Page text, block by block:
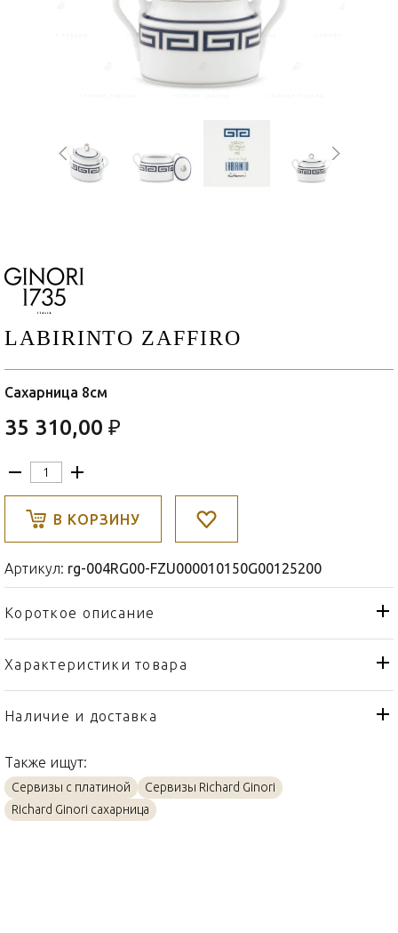
LABIRINTO ZAFFIRO
Сахарница 8см
35 310,00 ₽
В КОРЗИНУ
Артикул: rg-004RG00-FZU000010150G00125200
Короткое описание
Характеристики товара
Тип товара
Сахарница
Бренд
Страна производителя
Материал
Платин, Фарфор
Объем / Размер
Наличие и доставка
Также ищут:
Сервизы с платиной
Сервизы Richard Ginori
Richard Ginori сахарница